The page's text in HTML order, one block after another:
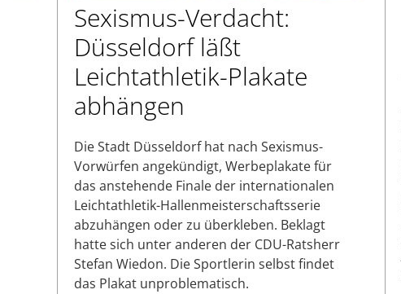
Sexismus-Verdacht:
Düsseldorf läßt
Leichtathletik-Plakate
abhängen
Die Stadt Düsseldorf hat nach Sexismus-
Vorwürfen angekündigt, Werbeplakate für
das anstehende Finale der internationalen
Leichtathletik-Hallenmeisterschaftsserie
abzuhängen oder zu überkleben. Beklagt
hatte sich unter anderen der CDU-Ratsherr
Stefan Wiedon. Die Sportlerin selbst findet
das Plakat unproblematisch.